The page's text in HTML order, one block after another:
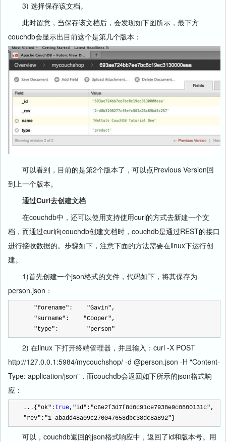
3) 选择保存该文档。
此时留意，当保存该文档后，会发现如下图所示，最下方
couchdb会显示出目前这个是第几个版本：
可以看到，目前的是第2个版本了，可以点Previous Version回
到上一个版本。
通过Curl去创建文档
在couchdb中，还可以使用支持使用curl的方式去新建一个文
档，而通过curl向couchdb创建文档时，couchdb是通过REST的接口
进行接收数据的。步骤如下，注意下面的方法需要在linux下运行创
建。
1)首先创建一个json格式的文件，代码如下，将其保存为
person.json：
"forename" : "Gavin" ,
"surname" : "Cooper" ,
"type" : "person"
2) 在linux 下打开终端管理器，并且输入：curl -X POST
http://127.0.0.1:5984/mycouchshop/ -d @person.json -H "Content-
Type: application/json"，而couchdb会返回如下所示的json格式响
应：
...{"ok" : true, "id" : "c6e2f3d7f8d0c91ce7938e9c0800131c" ,
"rev" : "1-abadd48a09c270047658dbc38dc8a892"}
可以，couchdb返回的json格式响应中，返回了id和版本号。用